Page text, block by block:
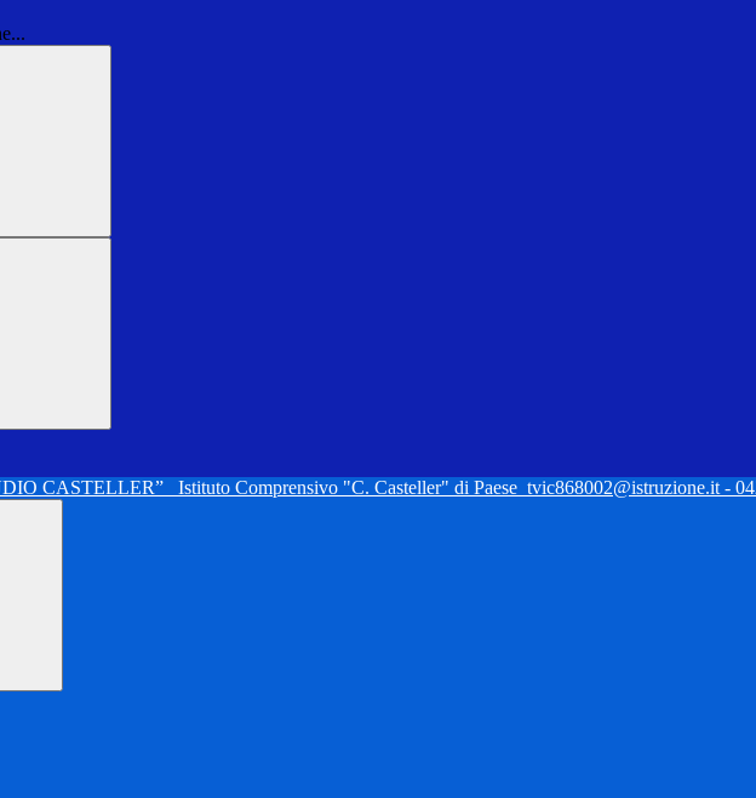
Istituto Comprensivo "C. Casteller" di Paese tvic868002@istruzione.it -